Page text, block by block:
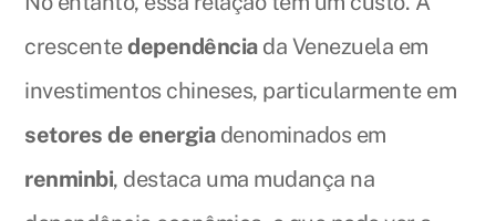
crescentedependênciada Venezuela em
investimentos chineses, particularmente em
setores de energiadenominados em
renminbi, destaca uma mudança na